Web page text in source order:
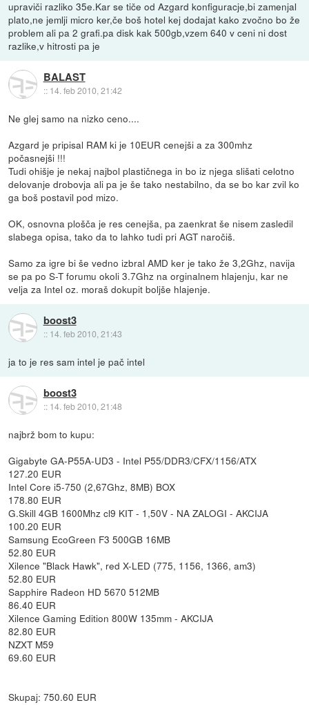
upraviči razliko 35e.Kar se tiče od Azgard konfiguracje,bi zamenjal
plato,ne jemlji micro ker,če boš hotel kej dodajat kako zvočno bo že
problem ali pa 2 grafi.pa disk kak 500gb,vzem 640 v ceni ni dost
razlike,v hitrosti pa je
BALAST
:: 14. feb 2010, 21:42
Ne glej samo na nizko ceno....
Azgard je pripisal RAM ki je 10EUR cenejši a za 300mhz
počasnejši !!!
Tudi ohišje je nekaj najbol plastičnega in bo iz njega slišati celotno
delovanje drobovja ali pa je še tako nestabilno, da se bo kar zvil ko
ga boš postavil pod mizo.
OK, osnovna plošča je res cenejša, pa zaenkrat še nisem zasledil
slabega opisa, tako da to lahko tudi pri AGT naročiš.
Samo za igre bi še vedno izbral AMD ker je tako že 3,2Ghz, navija
se pa po S-T forumu okoli 3.7Ghz na orginalnem hlajenju, kar ne
velja za Intel oz. moraš dokupit boljše hlajenje.
boost3
:: 14. feb 2010, 21:43
ja to je res sam intel je pač intel
boost3
:: 14. feb 2010, 21:48
najbrž bom to kupu:
Gigabyte GA-P55A-UD3 - Intel P55/DDR3/CFX/1156/ATX
127.20 EUR
Intel Core i5-750 (2,67Ghz, 8MB) BOX
178.80 EUR
G.Skill 4GB 1600Mhz cl9 KIT - 1,50V - NA ZALOGI - AKCIJA
100.20 EUR
Samsung EcoGreen F3 500GB 16MB
52.80 EUR
Xilence "Black Hawk", red X-LED (775, 1156, 1366, am3)
52.80 EUR
Sapphire Radeon HD 5670 512MB
86.40 EUR
Xilence Gaming Edition 800W 135mm - AKCIJA
82.80 EUR
NZXT M59
69.60 EUR
Skupaj: 750.60 EUR